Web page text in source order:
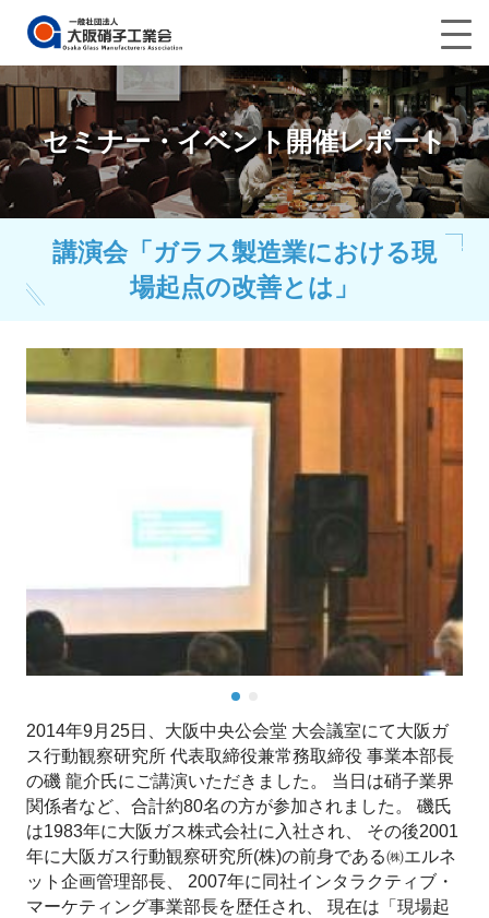
セミナー・イベント開催レポート
講演会「ガラス製造業における現
場起点の改善とは」
2014年9月25日、大阪中央公会堂 大会議室にて大阪ガ
ス行動観察研究所 代表取締役兼常務取締役 事業本部長
の磯 龍介氏にご講演いただきました。 当日は硝子業界
関係者など、合計約80名の方が参加されました。 磯氏
は1983年に大阪ガス株式会社に入社され、 その後2001
年に大阪ガス行動観察研究所(株)の前身である㈱エルネ
ット企画管理部長、 2007年に同社インタラクティブ・
マーケティング事業部長を歴任され、 現在は「現場起